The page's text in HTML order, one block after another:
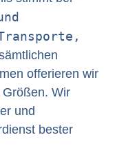
offerieren wir
Wir
und
bester